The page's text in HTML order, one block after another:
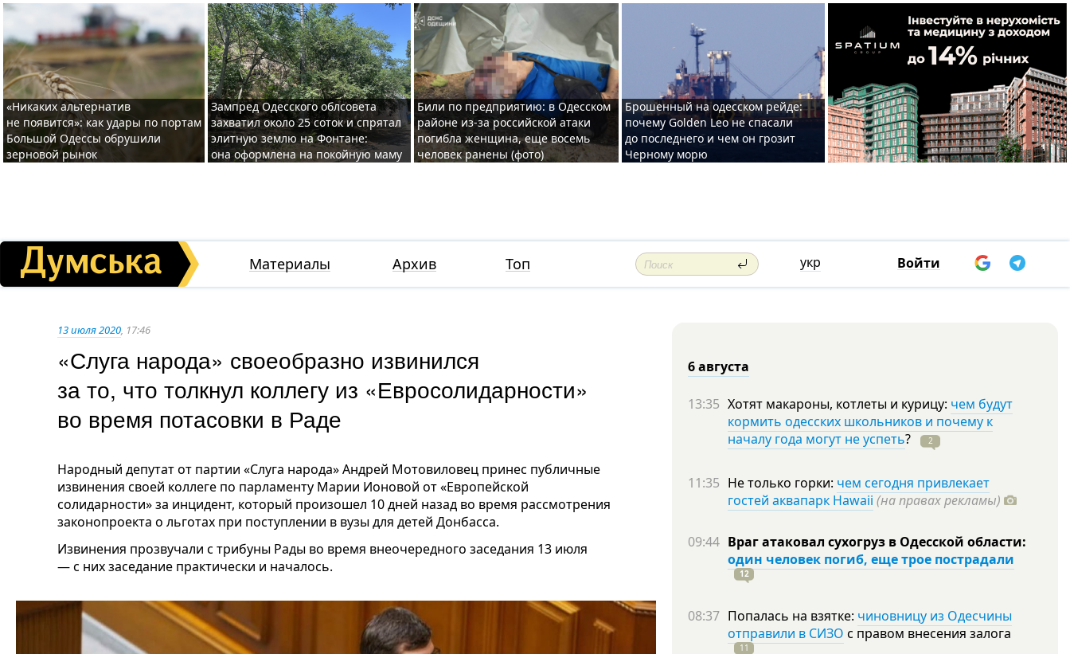
«Никаких альтернатив
не появится»: как удары по портам
Большой Одессы обрушили
зерновой рынок
Зампред Одесского облсовета
захватил около 25 соток и спрятал
элитную землю на Фонтане:
она оформлена на покойную маму
Били по предприятию: в Одесском
районе из-за российской атаки
погибла женщина, еще восемь
человек ранены (фото)
Брошенный на одесском рейде:
почему Golden Leo не спасали
до последнего и чем он грозит
Черному морю
Материалы Архив Топ укр Войти
13 июля 2020, 17:46
«Слуга народа» своеобразно извинился
за то, что толкнул коллегу из «Евросолидарности»
во время потасовки в Раде
Народный депутат от партии «Слуга народа» Андрей Мотовиловец принес публичные
извинения своей коллеге по парламенту Марии Ионовой от «Европейской
солидарности» за инцидент, который произошел 10 дней назад во время рассмотрения
законопроекта о льготах при поступлении в вузы для детей Донбасса.
Извинения прозвучали с трибуны Рады во время внеочередного заседания 13 июля
— с них заседание практически и началось.
6 августа
13:35 Хотят макароны, котлеты и курицу: чем будут
кормить одесских школьников и почему к
началу года могут не успеть? 2
11:35 Не только горки: чем сегодня привлекает
гостей аквапарк Hawaii (на правах рекламы)
09:44 Враг атаковал сухогруз в Одесской области:
один человек погиб, еще трое пострадали
12
08:37 Попалась на взятке: чиновницу из Одесчины
отправили в СИЗО с правом внесения залога
11